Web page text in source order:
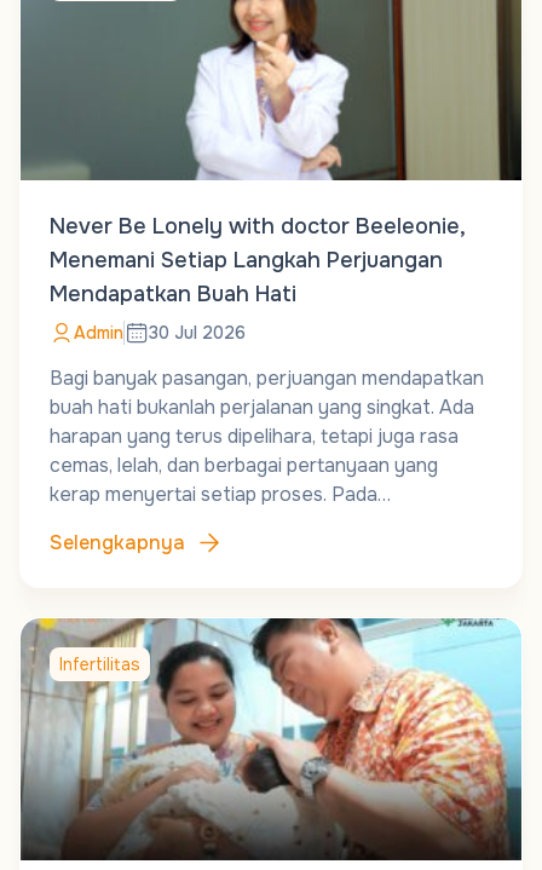
Never Be Lonely with doctor Beeleonie,
Menemani Setiap Langkah Perjuangan
Mendapatkan Buah Hati
Admin 30 Jul 2026
Bagi banyak pasangan, perjuangan mendapatkan
buah hati bukanlah perjalanan yang singkat. Ada
harapan yang terus dipelihara, tetapi juga rasa
cemas, lelah, dan berbagai pertanyaan yang
kerap menyertai setiap proses. Pada…
Selengkapnya
Infertilitas